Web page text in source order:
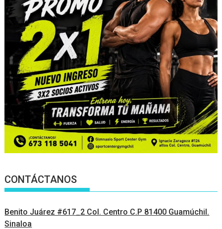
CONTÁCTANOS
Benito Juárez #617_2 Col. Centro C.P 81400 Guamúchil.
Sinaloa